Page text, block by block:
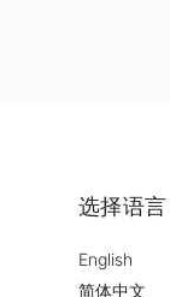
选择语言
English
简体中文